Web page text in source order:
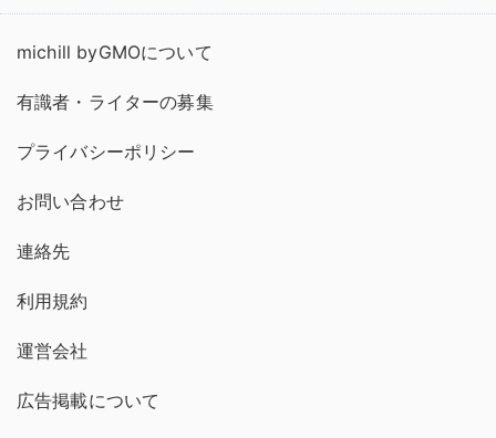
michill byGMOについて
有識者・ライターの募集
プライバシーポリシー
お問い合わせ
連絡先
利用規約
運営会社
広告掲載について